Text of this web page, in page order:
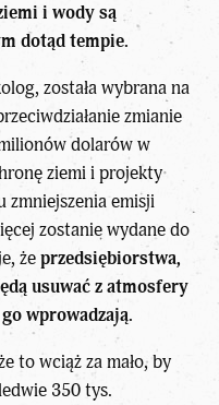
i wody są
dotąd tempie.
została wybrana na
zmianie
dolarów w
ziemi i projekty
zmniejszenia emisji
zostanie wydane do
żeprzedsiębiorstwa,
usuwać z atmosfery
wprowadzają.
to wciąż za mało, by
350 tys.